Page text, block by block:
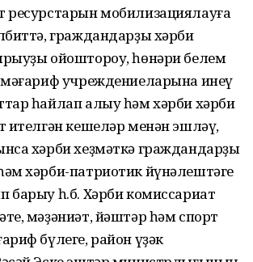
ресурстарын мобилизациялауға
граждандарҙы хәрби
ойоштороу, һөнәри белем
мәғариф учреждениеларына инеү
һайлап алыу һәм хәрби хәрби
ителгән кешеләр менән эшләү,
хәрби хеҙмәткә граждандарҙы
хәрби-патриотик йүнәлештәге
барыу һ.б. Хәрби комиссариат
мәҙәниәт, йәштәр һәм спорт
бүлеге, район үҙәк